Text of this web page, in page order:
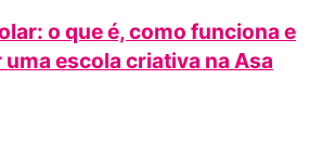
o que é, como funciona e
escola criativa na Asa